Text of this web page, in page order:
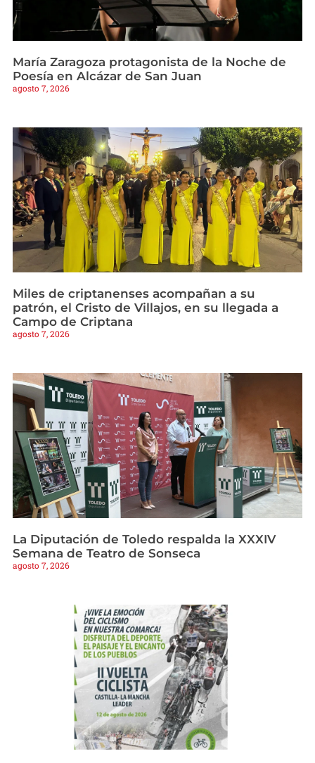
María Zaragoza protagonista de la Noche de
Poesía en Alcázar de San Juan
agosto 7, 2026
Miles de criptanenses acompañan a su
patrón, el Cristo de Villajos, en su llegada a
Campo de Criptana
agosto 7, 2026
La Diputación de Toledo respalda la XXXIV
Semana de Teatro de Sonseca
agosto 7, 2026